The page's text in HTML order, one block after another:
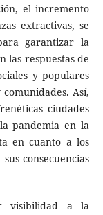
el incremento
extractivas, se
garantizar la
las respuestas de
y populares
Así,
ciudades
pandemia en la
en cuanto a los
consecuencias
visibilidad a la